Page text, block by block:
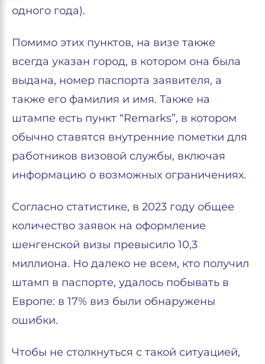
одного года).
Помимо этих пунктов, на визе также
всегда указан город, в котором она была
выдана, номер паспорта заявителя, а
также его фамилия и имя. Также на
штампе есть пункт “Remarks”, в котором
обычно ставятся внутренние пометки для
работников визовой службы, включая
информацию о возможных ограничениях.
Согласно статистике, в 2023 году общее
количество заявок на оформление
шенгенской визы превысило 10,3
миллиона. Но далеко не всем, кто получил
штамп в паспорте, удалось побывать в
Европе: в 17% виз были обнаружены
ошибки.
Чтобы не столкнуться с такой ситуацией,